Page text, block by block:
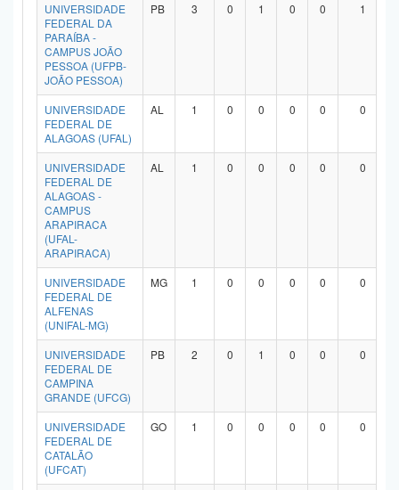
UNIVERSIDADE
FEDERAL DA
PARAÍBA -
CAMPUS JOÃO
PESSOA (UFPB-
JOÃO PESSOA)
PB 3 0 1 0 0 1
UNIVERSIDADE
FEDERAL DE
ALAGOAS (UFAL)
AL 1 0 0 0 0 0
UNIVERSIDADE
FEDERAL DE
ALAGOAS -
CAMPUS
ARAPIRACA
(UFAL-
ARAPIRACA)
AL 1 0 0 0 0 0
UNIVERSIDADE
FEDERAL DE
ALFENAS
(UNIFAL-MG)
MG 1 0 0 0 0 0
UNIVERSIDADE
FEDERAL DE
CAMPINA
GRANDE (UFCG)
PB 2 0 1 0 0 0
UNIVERSIDADE
FEDERAL DE
CATALÃO
(UFCAT)
GO 1 0 0 0 0 0